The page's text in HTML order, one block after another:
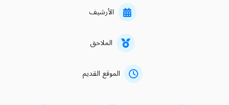
الأرشيف
الملاحق
الموقع القديم